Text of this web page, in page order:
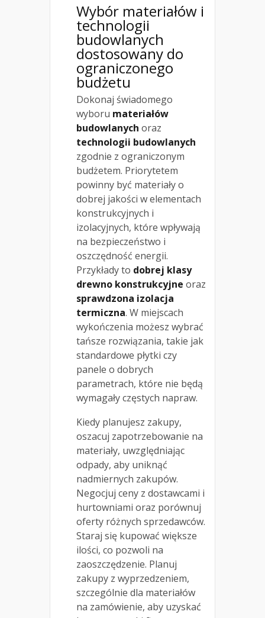
Wybór materiałów i
technologii
budowlanych
dostosowany do
ograniczonego
budżetu
Dokonaj świadomego
wyboru materiałów
budowlanych oraz
technologii budowlanych
zgodnie z ograniczonym
budżetem. Priorytetem
powinny być materiały o
dobrej jakości w elementach
konstrukcyjnych i
izolacyjnych, które wpływają
na bezpieczeństwo i
oszczędność energii.
Przykłady to dobrej klasy
drewno konstrukcyjne oraz
sprawdzona izolacja
termiczna. W miejscach
wykończenia możesz wybrać
tańsze rozwiązania, takie jak
standardowe płytki czy
panele o dobrych
parametrach, które nie będą
wymagały częstych napraw.
Kiedy planujesz zakupy,
oszacuj zapotrzebowanie na
materiały, uwzględniając
odpady, aby uniknąć
nadmiernych zakupów.
Negocjuj ceny z dostawcami i
hurtowniami oraz porównuj
oferty różnych sprzedawców.
Staraj się kupować większe
ilości, co pozwoli na
zaoszczędzenie. Planuj
zakupy z wyprzedzeniem,
szczególnie dla materiałów
na zamówienie, aby uzyskać